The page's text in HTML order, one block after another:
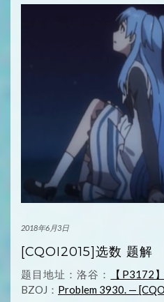
2018年6月3日
[CQOI2015]选数 题解
题目地址：洛谷： 【P3172
BZOJ： Problem 3930. —